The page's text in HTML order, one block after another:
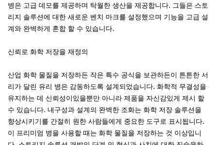
병은 고급 데모를 제공하며 탁월한 생산을 제공합니다. 그들은 스토
리지 솔루션에 대한 새로운 벤치 마크를 설정했으며 기능을 고급 설
계와 완벽하게 혼합 할 수 있습니다.
신뢰로 화학 저장을 재정의
산업 화학 물질을 저장하든 작은 특수 공식을 보관하든이 튼튼한 서
리가 달린 유리 병은 감동하도록 설계되었습니다. 화학적 무결성을
유지하는 데 신뢰성이있을뿐만 아니라 제품을 자신감있게 제시 할
수 있습니다. 내구성과 설계의 완벽한 조화는 화학 저장 솔루션을
향상시키기를 간절히 원한 사람들에게 중요한 도구로 표시됩니다.
이 프리미엄 병을 사용할 때는 화학 물질을 저장하는 것 이상입니